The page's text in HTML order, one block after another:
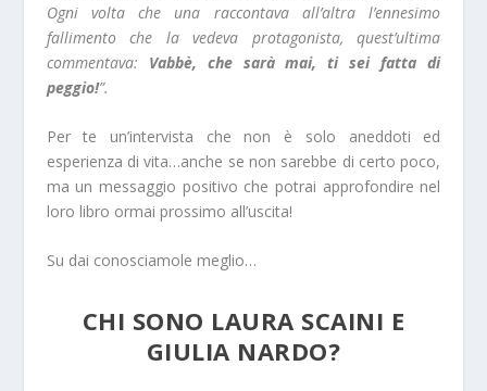
Ogni volta che una raccontava all’altra l’ennesimo
fallimento che la vedeva protagonista, quest’ultima
commentava: Vabbè, che sarà mai, ti sei fatta di
peggio!”.
Per te un’intervista che non è solo aneddoti ed
esperienza di vita…anche se non sarebbe di certo poco,
ma un messaggio positivo che potrai approfondire nel
loro libro ormai prossimo all’uscita!
Su dai conosciamole meglio…
CHI SONO LAURA SCAINI E
GIULIA NARDO?